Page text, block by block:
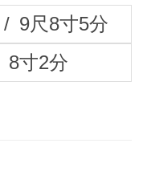
/ 9尺8寸5分
8寸2分